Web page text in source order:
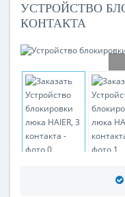
УСТРОЙСТВО
КОНТАКТА